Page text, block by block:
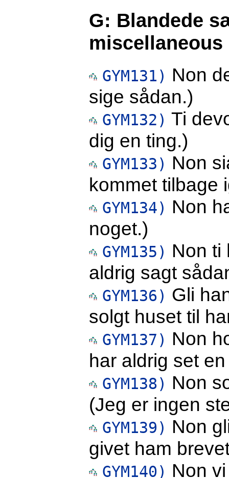
G: Blandede
GYM131) Non
sige sådan.)
GYM132) Ti
dig en ting.)
GYM133) Non
kommet tilbage
GYM134) Non
noget.)
GYM135) Non ti
aldrig sagt
GYM136) Gli
solgt huset til
GYM137) Non
har aldrig set
GYM138) Non
(Jeg er ingen
GYM139) Non
givet ham
GYM140) Non